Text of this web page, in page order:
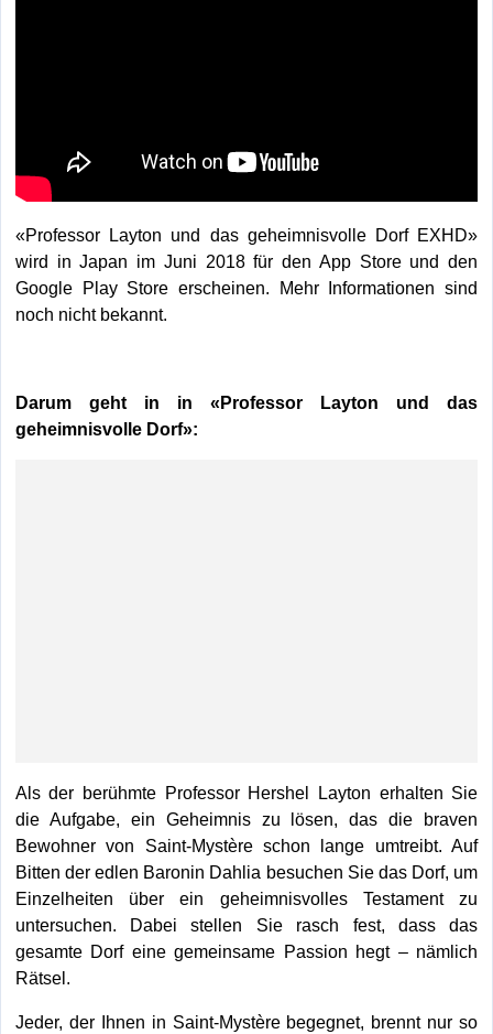
«Professor Layton und das geheimnisvolle Dorf EXHD»
wird in Japan im Juni 2018 für den App Store und den
Google Play Store erscheinen. Mehr Informationen sind
noch nicht bekannt.
Darum geht in in «Professor Layton und das
geheimnisvolle Dorf»:
Als der berühmte Professor Hershel Layton erhalten Sie
die Aufgabe, ein Geheimnis zu lösen, das die braven
Bewohner von Saint-Mystère schon lange umtreibt. Auf
Bitten der edlen Baronin Dahlia besuchen Sie das Dorf, um
Einzelheiten über ein geheimnisvolles Testament zu
untersuchen. Dabei stellen Sie rasch fest, dass das
gesamte Dorf eine gemeinsame Passion hegt – nämlich
Rätsel.
Jeder, der Ihnen in Saint-Mystère begegnet, brennt nur so